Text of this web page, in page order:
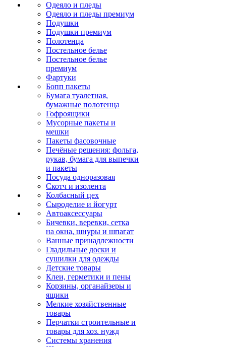
Одеяло и пледы
Одеяло и пледы премиум
Подушки
Подушки премиум
Полотенца
Постельное белье
Постельное белье
премиум
Фартуки
Бопп пакеты
Бумага туалетная,
бумажные полотенца
Гофроящики
Мусорные пакеты и
мешки
Пакеты фасовочные
Печёные решения: фольга,
рукав, бумага для выпечки
и пакеты
Посуда одноразовая
Скотч и изолента
Колбасный цех
Сыроделие и йогурт
Автоаксессуары
Бичевки, веревки, сетка
на окна, шнуры и шпагат
Ванные принадлежности
Гладильные доски и
сушилки для одежды
Детские товары
Клеи, герметики и пены
Корзины, органайзеры и
ящики
Мелкие хозяйственные
товары
Перчатки строительные и
товары для хоз. нужд
Системы хранения